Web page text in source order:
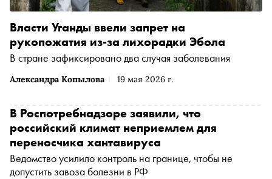
Александра Копылова 19 мая 2026 г.
Власти Уганды ввели запрет на
рукопожатия из-за лихорадки Эбола
В стране зафиксировано два случая заболевания
В Роспотребнадзоре заявили, что
российский климат неприемлем для
переносчика хантавируса
Ведомство усилило контроль на границе, чтобы не
допустить завоза болезни в РФ